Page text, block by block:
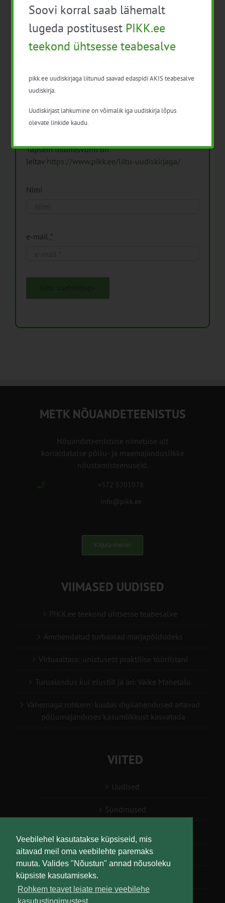
Veebilehel kasutatakse küpsiseid, mis
aitavad meil oma veebilehte paremaks
muuta. Valides "Nõustun" annad nõusoleku
küpsiste kasutamiseks.
Rohkem teavet leiate meie veebilehe
Pikk.ee uudiskirjaga liitumine.
Isikuandmeid töötleme vastavalt
Isikuandmete
Täpsem liitumisvorm on
leitav https://www.pikk.ee/liitu-uudiskirjaga/
Nimi
e-mail *
METK NÕUANDETEENISTUS
Nõuandeteenistuse nimetuse alt
korraldatalse põllu- ja maamajanduslikke
nõustamisteenuseid.
+372 5201078
info@pikk.ee
Kirjuta meile!
VIIMASED UUDISED
PIKK.ee teekond ühtsesse teabesalve
Ammendatud turbaalad marjapõldudeks
Virtuaaltara: unistusest praktilise tööriistani
Turuaiandus kui elustiil ja äri: Väike Mahetalu
Vähemaga rohkem: kuidas digilahendused aitavad
põllumajanduses kasumlikkust kasvatada
VIITED
Uudised
Sündmused
Teabesalv
Liitu uudiskirjaga
Soovi korral saab lähemalt
lugeda postitusest PIKK.ee
teekond ühtsesse teabesalve
pikk.ee uudiskirjaga liitunud saavad edaspidi AKIS teabesalve
uudiskirja.
Uudiskirjast lahkumine on võimalik iga uudiskirja lõpus
olevate linkide kaudu.